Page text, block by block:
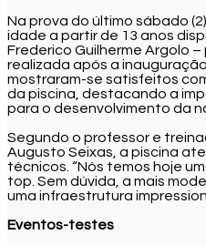
Na prova do último sábado
idade a partir de 13 anos
Frederico Guilherme Argolo
realizada após a
mostraram-se satisfeitos
da piscina, destacando a
para o desenvolvimento da
Segundo o professor e
Augusto Seixas, a piscina
técnicos. “Nós temos hoje
top. Sem dúvida, a mais
uma infraestrutura
Eventos-testes